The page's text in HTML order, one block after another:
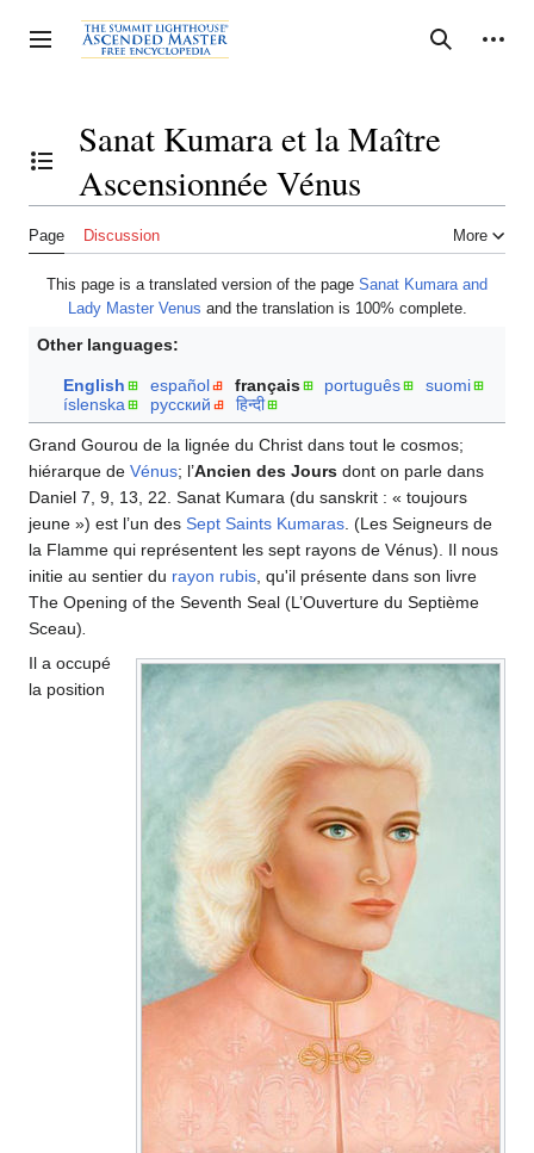
to
content
Toggle sidebar Search
Personal tools
Toggle the table of contents
Sanat Kumara et la Maître
Ascensionnée Vénus
Page Discussion More
This page is a translated version of the page Sanat Kumara and
Lady Master Venus and the translation is 100% complete.
Other languages:
English español français português
suomi
íslenska
русский हिन्दी
Grand Gourou de la lignée du Christ dans tout le cosmos;
hiérarque de Vénus; l’Ancien des Jours dont on parle dans
Daniel 7, 9, 13, 22. Sanat Kumara (du sanskrit : « toujours
jeune ») est l’un des Sept Saints Kumaras. (Les Seigneurs de
la Flamme qui représentent les sept rayons de Vénus). Il nous
initie au sentier du rayon rubis, qu'il présente dans son livre
The Opening of the Seventh Seal (L’Ouverture du Septième
Sceau).
Il a occupé
la position